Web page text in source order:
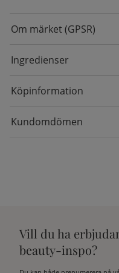
Om märket (GPSR)
Ingredienser
Köpinformation
Kundomdömen
Vill du ha
beauty-inspo?